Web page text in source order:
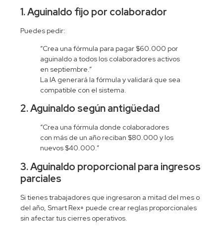
1. Aguinaldo fijo por colaborador
Puedes pedir:
“Crea una fórmula para pagar $60.000 por
aguinaldo a todos los colaboradores activos
en septiembre.”
La IA generará la fórmula y validará que sea
compatible con el sistema.
2. Aguinaldo según antigüedad
“Crea una fórmula donde colaboradores
con más de un año reciban $80.000 y los
nuevos $40.000.”
3. Aguinaldo proporcional para ingresos
parciales
Si tienes trabajadores que ingresaron a mitad del mes o
del año, Smart Rex+ puede crear reglas proporcionales
sin afectar tus cierres operativos.